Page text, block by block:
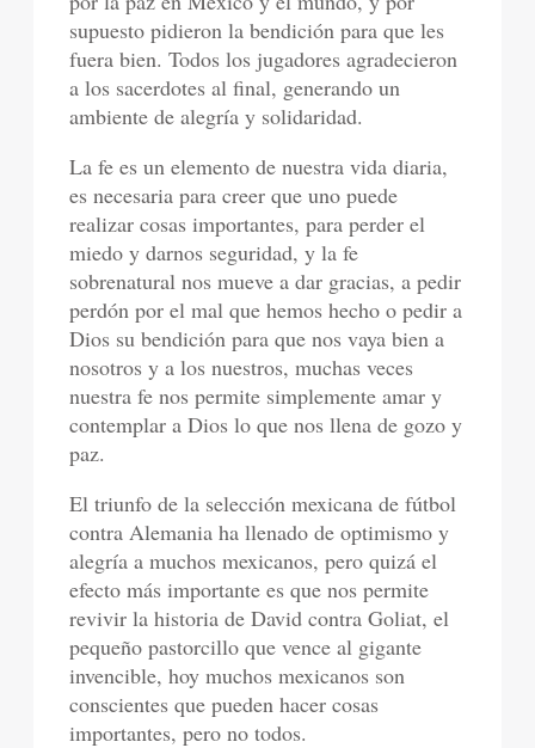
supuesto pidieron la bendición para que les
fuera bien. Todos los jugadores agradecieron
a los sacerdotes al final, generando un
ambiente de alegría y solidaridad.
La fe es un elemento de nuestra vida diaria,
es necesaria para creer que uno puede
realizar cosas importantes, para perder el
miedo y darnos seguridad, y la fe
sobrenatural nos mueve a dar gracias, a pedir
perdón por el mal que hemos hecho o pedir a
Dios su bendición para que nos vaya bien a
nosotros y a los nuestros, muchas veces
nuestra fe nos permite simplemente amar y
contemplar a Dios lo que nos llena de gozo y
paz.
El triunfo de la selección mexicana de fútbol
contra Alemania ha llenado de optimismo y
alegría a muchos mexicanos, pero quizá el
efecto más importante es que nos permite
revivir la historia de David contra Goliat, el
pequeño pastorcillo que vence al gigante
invencible, hoy muchos mexicanos son
conscientes que pueden hacer cosas
importantes, pero no todos.